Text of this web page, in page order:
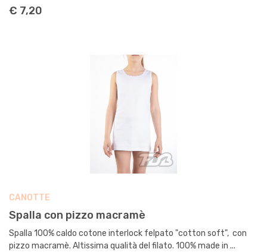
€ 7,20
CANOTTE
Spalla con pizzo macramè
Spalla 100% caldo cotone interlock felpato "cotton soft", con
pizzo macramè. Altissima qualità del filato. 100% made in ...